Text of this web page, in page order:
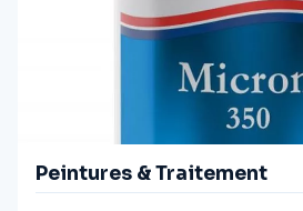
Peintures & Traitement